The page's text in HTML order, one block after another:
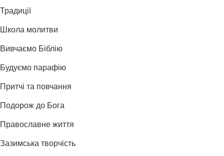
Традиції
Школа молитви
Вивчаємо Біблію
Будуємо парафію
Притчі та повчання
Подорож до Бога
Православне життя
Зазимська творчість